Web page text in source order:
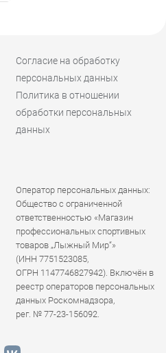
Согласие на обработку
персональных данных
Политика в отношении
обработки персональных
данных
Оператор персональных данных:
Общество с ограниченной
ответственностью «Магазин
профессиональных спортивных
товаров „Лыжный Мир“»
(ИНН 7751523085,
ОГРН 1147746827942). Включён в
реестр операторов персональных
данных Роскомнадзора,
рег. № 77-23-156092.